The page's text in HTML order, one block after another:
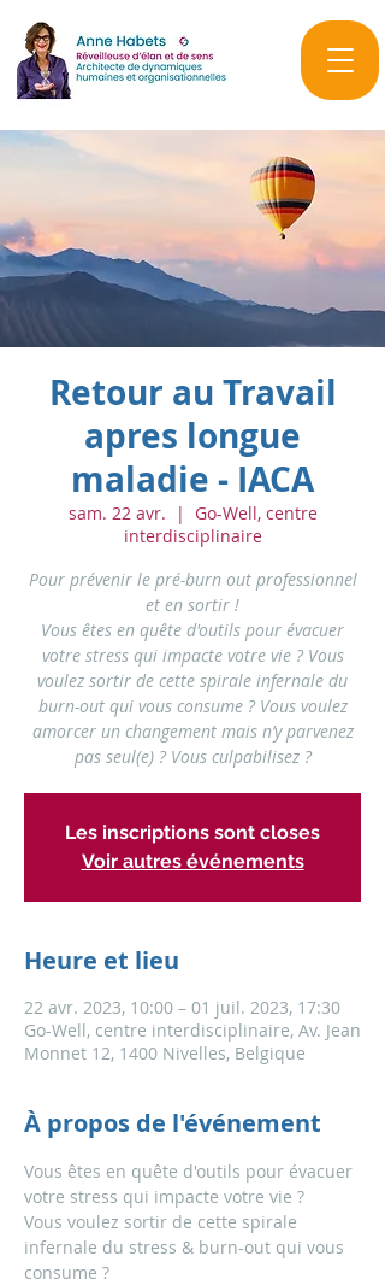
Retour au Travail
apres longue
maladie - IACA
sam. 22 avr.
  |
Go-Well, centre
interdisciplinaire
Pour prévenir le pré-burn out professionnel
et en sortir !
Vous êtes en quête d'outils pour évacuer
votre stress qui impacte votre vie ? Vous
voulez sortir de cette spirale infernale du
burn-out qui vous consume ? Vous voulez
amorcer un changement mais n’y parvenez
pas seul(e) ? Vous culpabilisez ?
Les inscriptions sont closes
Voir autres événements
Heure et lieu
22 avr. 2023, 10:00 – 01 juil. 2023, 17:30
Go-Well, centre interdisciplinaire, Av. Jean
Monnet 12, 1400 Nivelles, Belgique
À propos de l'événement
Vous êtes en quête d'outils pour évacuer
votre stress qui impacte votre vie ?
Vous voulez sortir de cette spirale
infernale du stress & burn-out qui vous
consume ?